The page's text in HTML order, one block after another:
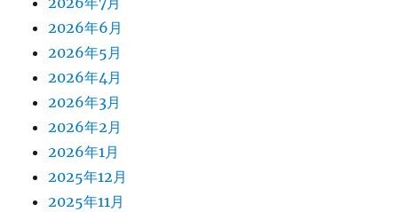
2026年6月
2026年5月
2026年4月
2026年3月
2026年2月
2026年1月
2025年12月
2025年11月